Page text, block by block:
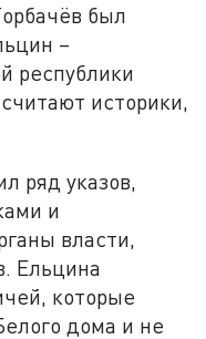
был
–
республики
историки,
ряд указов,
и
власти,
Ельцина
которые
дома и не